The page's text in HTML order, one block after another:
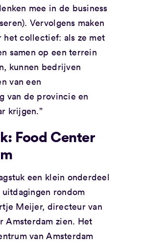
mee in de business
Vervolgens maken
het collectief: als ze met
samen op een terrein
kunnen bedrijven
van een
van de provincie en
krijgen.”
Food Center
een klein onderdeel
rondom
Meijer, directeur van
Amsterdam zien. Het
van Amsterdam